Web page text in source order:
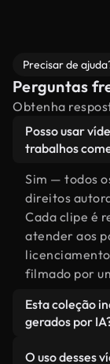
Precisar de
Perguntas
Obtenha
Posso usar
trabalhos
Sim — todos
direitos
Cada clipe é
atender aos
filmado por
Esta coleção
gerados por
O uso desses